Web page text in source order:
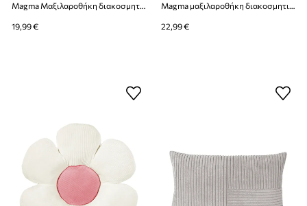
Magma Μαξιλαροθήκη διακοσμητική από πλαστικό 45 x 45 cm
19,99 €
Magma μαξιλαροθήκη διακοσμητική από πλαστικό 30 x 50 cm
22,99 €